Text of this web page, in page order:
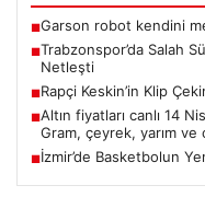
■Garson robot kendini
■Trabzonspor’da Salah
Netleşti
■Rapçi Keskin’in Klip
■Altın fiyatları canlı 14
Gram, çeyrek, yarım ve
■İzmir’de Basketbolun